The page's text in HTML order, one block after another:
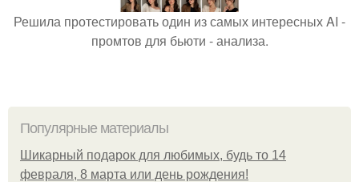
Решила протестировать один из самых интересных AI -
промтов для бьюти - анализа.
Популярные материалы
Шикарный подарок для любимых, будь то 14
февраля, 8 марта или день рождения!